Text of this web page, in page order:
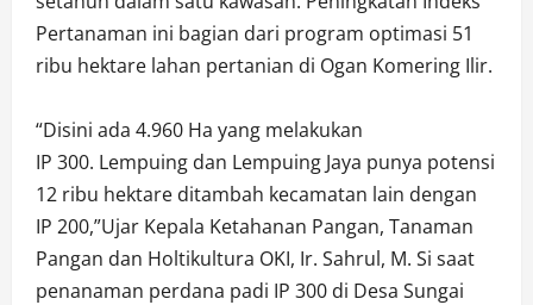
Pertanaman ini bagian dari program optimasi 51
ribu hektare lahan pertanian di Ogan Komering Ilir.
“Disini ada 4.960 Ha yang melakukan
IP 300. Lempuing dan Lempuing Jaya punya potensi
12 ribu hektare ditambah kecamatan lain dengan
IP 200,”Ujar Kepala Ketahanan Pangan, Tanaman
Pangan dan Holtikultura OKI, Ir. Sahrul, M. Si saat
penanaman perdana padi IP 300 di Desa Sungai